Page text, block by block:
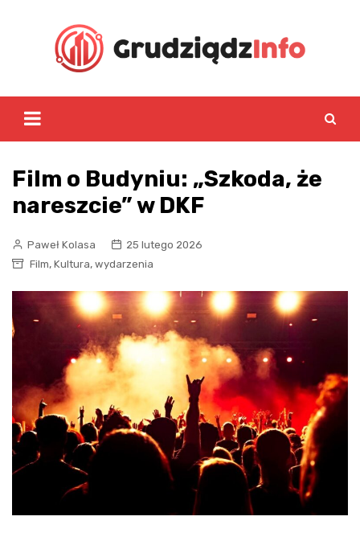
Film o Budyniu: „Szkoda, że
nareszcie” w DKF
Paweł Kolasa
25 lutego 2026
Film, Kultura, wydarzenia